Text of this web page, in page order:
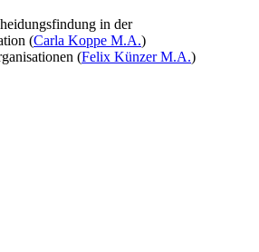
in der
(Carla Koppe M.A.)
(Felix Künzer M.A.)